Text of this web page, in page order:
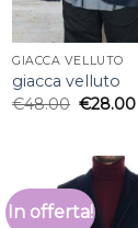
GIACCA VELLUTO
giacca velluto
€48.00 €28.00
In offerta!